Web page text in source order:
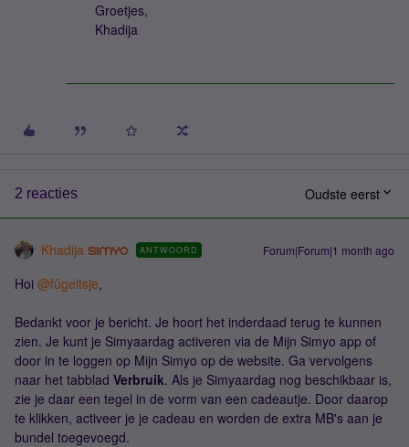
Groetjes,
Khadija
2 reacties Oudste eerst
Khadija ANTWOORD Forum|Forum|1 month ago
Hoi ​ @fûgeltsje,
Bedankt voor je bericht. Je hoort het inderdaad terug te kunnen
zien. Je kunt je Simyaardag activeren via de Mijn Simyo app of
door in te loggen op Mijn Simyo op de website. Ga vervolgens
naar het tabblad Verbruik. Als je Simyaardag nog beschikbaar is,
zie je daar een tegel in de vorm van een cadeautje. Door daarop
te klikken, activeer je je cadeau en worden de extra MB's aan je
bundel toegevoegd.